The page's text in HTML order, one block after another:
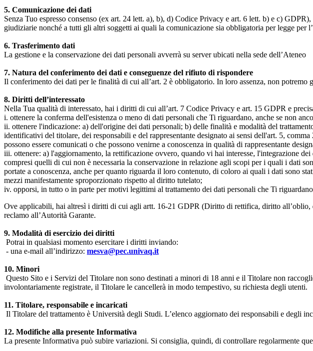
5. Comunicazione dei dati
Senza Tuo espresso consenso (ex art. 24 lett. a), b), d) Codice Privacy e art. 6 lett. b) e c)
giudiziarie nonché a tutti gli altri soggetti ai quali la comunicazione sia obbligatoria per legge per
6. Trasferimento dati
La gestione e la conservazione dei dati personali avverrà su server ubicati nella sede dell’Ateneo
7. Natura del conferimento dei dati e conseguenze del rifiuto di rispondere
Il conferimento dei dati per le finalità di cui all’art. 2 è obbligatorio. In loro assenza, non potremo
8. Diritti dell’interessato
Nella Tua qualità di interessato, hai i diritti di cui all’art. 7 Codice Privacy e art. 15 GDPR e
i. ottenere la conferma dell'esistenza o meno di dati personali che Ti riguardano, anche se non
ii. ottenere l'indicazione: a) dell'origine dei dati personali; b) delle finalità e modalità del
identificativi del titolare, dei responsabili e del rappresentante designato ai sensi dell'art. 5,
possono essere comunicati o che possono venirne a conoscenza in qualità di rappresentante
iii. ottenere: a) l'aggiornamento, la rettificazione ovvero, quando vi hai interesse, l'integrazione
compresi quelli di cui non è necessaria la conservazione in relazione agli scopi per i quali i dati
portate a conoscenza, anche per quanto riguarda il loro contenuto, di coloro ai quali i dati sono
mezzi manifestamente sproporzionato rispetto al diritto tutelato;
iv. opporsi, in tutto o in parte per motivi legittimi al trattamento dei dati personali che Ti
Ove applicabili, hai altresì i diritti di cui agli artt. 16-21 GDPR (Diritto di rettifica, diritto
reclamo all’Autorità Garante.
9. Modalità di esercizio dei diritti
Potrai in qualsiasi momento esercitare i diritti inviando:
- una e-mail all’indirizzo: mesva@pec.univaq.it
10. Minori
Questo Sito e i Servizi del Titolare non sono destinati a minori di 18 anni e il Titolare non
involontariamente registrate, il Titolare le cancellerà in modo tempestivo, su richiesta degli utenti.
11. Titolare, responsabile e incaricati
Il Titolare del trattamento è Università degli Studi. L’elenco aggiornato dei responsabili e degli
12. Modifiche alla presente Informativa
La presente Informativa può subire variazioni. Si consiglia, quindi, di controllare regolarmente